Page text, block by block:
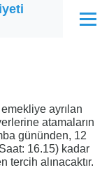
Menü
ayrılan
atamaların
gününden, 12
16.15) kadar
tercih alınacaktır.